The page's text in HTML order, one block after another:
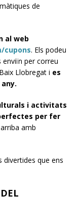
de
al web
cupons. Els podeu
enviïn per correu
Llobregat i es
i activitats
per fer
amb
divertides que ens